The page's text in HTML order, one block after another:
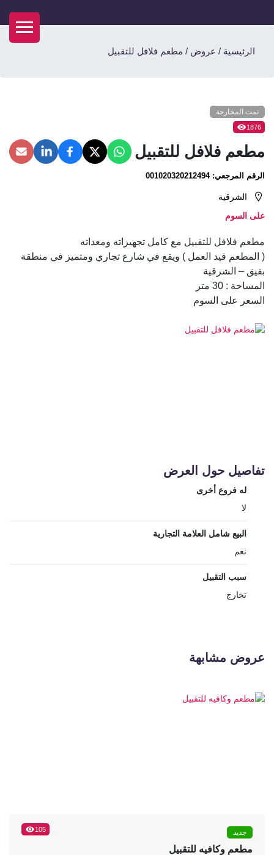
الرئيسية / عروض / مطعم فلافل للتقبيل
تمت المخارجة
1876
مطعم فلافل للتقبيل
الرقم المرجعي: 001020320212494
الشرقية
على السوم
مطعم فلافل للتقبيل مع كامل تجهيزاته ومعداته
( المطعم قيد العمل ) ويقع في شارع تجاري ومتميز في منطقة
بقيق – الشرقية
المساحة : 30 متر
السعر على السوم
تفاصيل حول العرض
له فروع أخرى
لا
البيع شامل العلامة التجارية
نعم
سبب التقبيل
تخارج
عروض مشابهة
105 جديد
مطعم وكافيه للتقبيل